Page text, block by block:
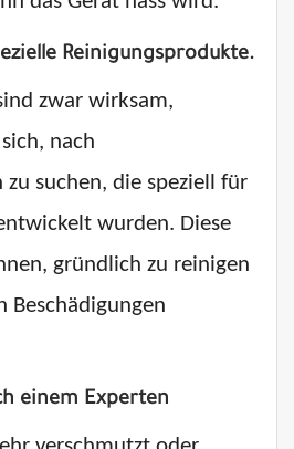
Reinigungsprodukte.
zwar wirksam,
nach
suchen, die speziell für
wurden. Diese
gründlich zu reinigen
Beschädigungen
einem Experten